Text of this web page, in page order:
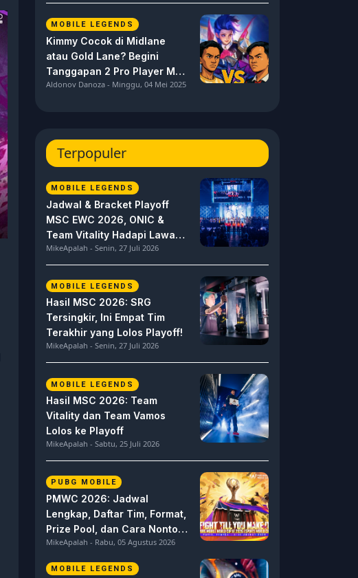
MOBILE LEGENDS
Kimmy Cocok di Midlane
atau Gold Lane? Begini
Tanggapan 2 Pro Player MPL
ID S15 ini
Aldonov Danoza - Minggu, 04 Mei 2025
Terpopuler
MOBILE LEGENDS
Jadwal & Bracket Playoff
MSC EWC 2026, ONIC &
Team Vitality Hadapi Lawan
Berat
MikeApalah - Senin, 27 Juli 2026
MOBILE LEGENDS
Hasil MSC 2026: SRG
Tersingkir, Ini Empat Tim
Terakhir yang Lolos Playoff!
MikeApalah - Senin, 27 Juli 2026
MOBILE LEGENDS
Hasil MSC 2026: Team
Vitality dan Team Vamos
Lolos ke Playoff
MikeApalah - Sabtu, 25 Juli 2026
PUBG MOBILE
PMWC 2026: Jadwal
Lengkap, Daftar Tim, Format,
Prize Pool, dan Cara Nonton
PUBG MOBILE World Cup
MikeApalah - Rabu, 05 Agustus 2026
MOBILE LEGENDS